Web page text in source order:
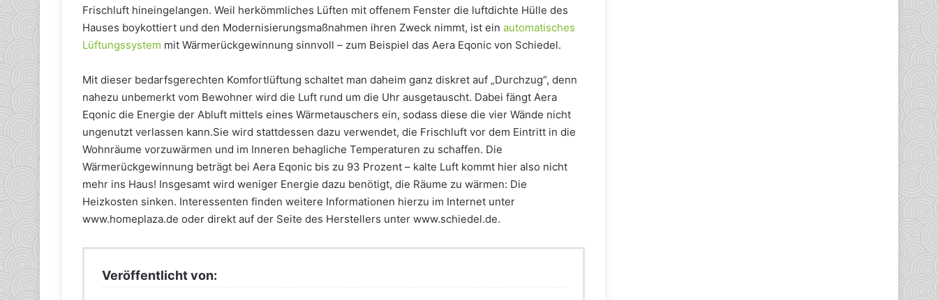
Frischluft hineingelangen. Weil herkömmliches Lüften mit offenem Fenster die luftdichte Hülle des
Hauses boykottiert und den Modernisierungsmaßnahmen ihren Zweck nimmt, ist ein automatisches
Lüftungssystem mit Wärmerückgewinnung sinnvoll – zum Beispiel das Aera Eqonic von Schiedel.
Mit dieser bedarfsgerechten Komfortlüftung schaltet man daheim ganz diskret auf „Durchzug“, denn
nahezu unbemerkt vom Bewohner wird die Luft rund um die Uhr ausgetauscht. Dabei fängt Aera
Eqonic die Energie der Abluft mittels eines Wärmetauschers ein, sodass diese die vier Wände nicht
ungenutzt verlassen kann.Sie wird stattdessen dazu verwendet, die Frischluft vor dem Eintritt in die
Wohnräume vorzuwärmen und im Inneren behagliche Temperaturen zu schaffen. Die
Wärmerückgewinnung beträgt bei Aera Eqonic bis zu 93 Prozent – kalte Luft kommt hier also nicht
mehr ins Haus! Insgesamt wird weniger Energie dazu benötigt, die Räume zu wärmen: Die
Heizkosten sinken. Interessenten finden weitere Informationen hierzu im Internet unter
www.homeplaza.de oder direkt auf der Seite des Herstellers unter www.schiedel.de.
Veröffentlicht von: